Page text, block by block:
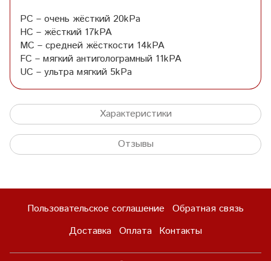
PC – очень жёсткий 20kPa
HC – жёсткий 17kPA
MC – средней жёсткости 14kPA
FC – мягкий антиголограмный 11kPA
UC – ультра мягкий 5kPa
Характеристики
Отзывы
Пользовательское соглашение Обратная связь
Доставка Оплата Контакты